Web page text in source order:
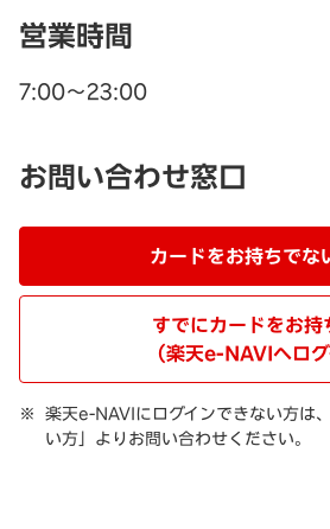
営業時間
7:00～23:00
お問い合わせ窓口
カードをお持ちでな
すでにカードをお持
（楽天e-NAVIへログ
楽天e-NAVIにログインできない方は
い方」よりお問い合わせください。